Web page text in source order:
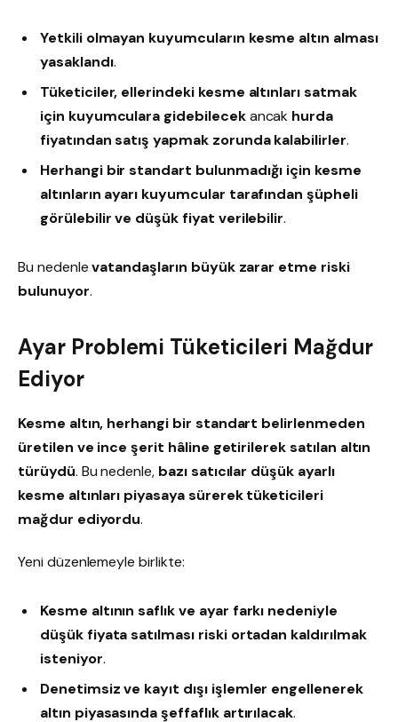
Yetkili olmayan kuyumcuların kesme altın alması
yasaklandı.
Tüketiciler, ellerindeki kesme altınları satmak
için kuyumculara gidebilecekancak hurda
fiyatından satış yapmak zorunda kalabilirler.
Herhangi bir standart bulunmadığı için kesme
altınların ayarı kuyumcular tarafından şüpheli
görülebilir ve düşük fiyat verilebilir.
Bu nedenlevatandaşların büyük zarar etme riski
bulunuyor.
Ayar Problemi Tüketicileri Mağdur
Ediyor
Kesme altın, herhangi bir standart belirlenmeden
üretilen ve ince şerit hâline getirilerek satılan altın
türüydü. Bu nedenle, bazı satıcılar düşük ayarlı
kesme altınları piyasaya sürerek tüketicileri
mağdur ediyordu.
Yeni düzenlemeyle birlikte:
Kesme altının saflık ve ayar farkı nedeniyle
düşük fiyata satılması riski ortadan kaldırılmak
isteniyor.
Denetimsiz ve kayıt dışı işlemler engellenerek
altın piyasasında şeffaflık artırılacak.